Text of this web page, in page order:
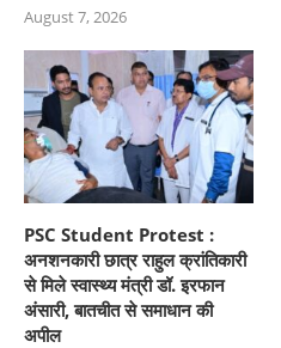
August 7, 2026
PSC Student Protest :
अनशनकारी छात्र राहुल क्रांतिकारी
से मिले स्वास्थ्य मंत्री डॉ. इरफान
अंसारी, बातचीत से समाधान की
अपील